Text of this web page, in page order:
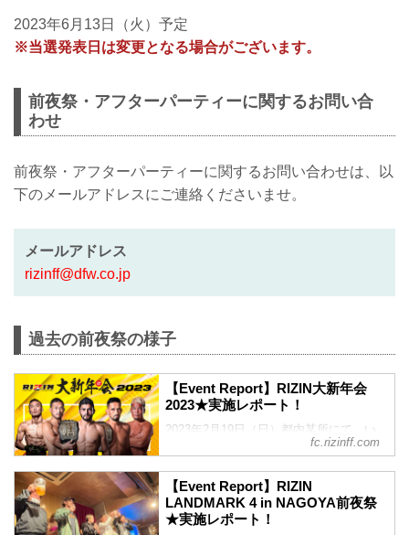
の中に含まれておりますので、こちらで
のお申し込みは不要です。
【開催日時】
【開催場所】
2023年6月13日（火）予定
※当選発表日は変更となる場合がございます。
前夜祭・アフターパーティーに関するお問い合
わせ
前夜祭・アフターパーティーに関するお問い合わせは、以
下のメールアドレスにご連絡くださいませ。
メールアドレス
rizinff@dfw.co.jp
過去の前夜祭の様子
【Event Report】RIZIN大新年会
2023★実施レポート！
2023年2月19日（日）都内某所にて、い
つもRIZINを応援してくださっているファ
「RIZIN大新年会2023」が開催されまし
た！ 「RIZIN大新年会2023」の様子をレ
ポートにてお届けいたします。 今回は
fc.rizinff.com
【Event Report】RIZIN
LANDMARK 4 in NAGOYA前夜祭
★実施レポート！